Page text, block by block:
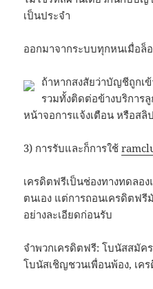
เป็นประจำ
ออกมาจากระบบทุกหนเมื่อล็
ถ้าหากสงสัยว่าบัญชีถูกเ
รวมทั้งติดต่อข้างบริการ
หน้าจอการแจ้งเตือน หรือสลิ
3) การรับและก็การใช้
เครดิตฟรีเป็นช่องทางทดลอ
ตนเอง แต่การถอนเครดิตฟ
อย่างละเอียดก่อนรับ
จำพวกเครดิตฟรี: โบนัสสมัค
โบนัสเชิญชวนเพื่อนพ้อง, เค